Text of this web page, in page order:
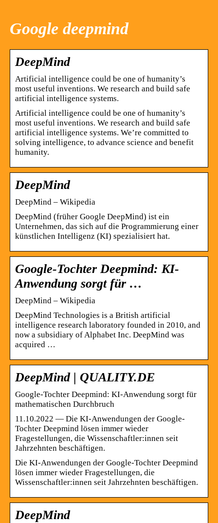
Google deepmind
DeepMind
Artificial intelligence could be one of humanity’s
most useful inventions. We research and build safe
artificial intelligence systems.
Artificial intelligence could be one of humanity’s
most useful inventions. We research and build safe
artificial intelligence systems. We’re committed to
solving intelligence, to advance science and benefit
humanity.
DeepMind
DeepMind – Wikipedia
DeepMind (früher Google DeepMind) ist ein
Unternehmen, das sich auf die Programmierung einer
künstlichen Intelligenz (KI) spezialisiert hat.
Google-Tochter Deepmind: KI-
Anwendung sorgt für …
DeepMind – Wikipedia
DeepMind Technologies is a British artificial
intelligence research laboratory founded in 2010, and
now a subsidiary of Alphabet Inc. DeepMind was
acquired …
DeepMind | QUALITY.DE
Google-Tochter Deepmind: KI-Anwendung sorgt für
mathematischen Durchbruch
11.10.2022 — Die KI-Anwendungen der Google-
Tochter Deepmind lösen immer wieder
Fragestellungen, die Wissenschaftler:innen seit
Jahrzehnten beschäftigen.
Die KI-Anwendungen der Google-Tochter Deepmind
lösen immer wieder Fragestellungen, die
Wissenschaftler:innen seit Jahrzehnten beschäftigen.
DeepMind